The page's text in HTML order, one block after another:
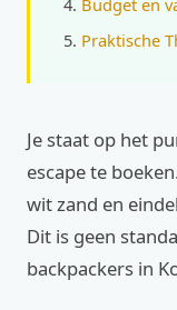
Budget en
Praktische
Je staat op het
escape te
wit zand en
Dit is geen
backpackers in